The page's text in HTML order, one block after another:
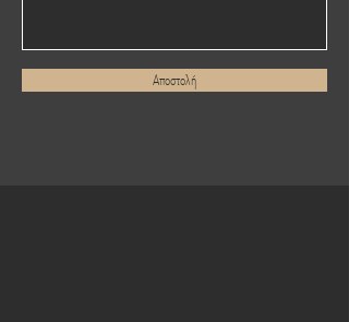
Αποστολή